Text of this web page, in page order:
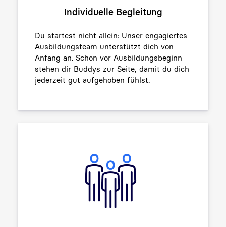
Individuelle Begleitung
Du startest nicht allein: Unser engagiertes
Ausbildungsteam unterstützt dich von
Anfang an. Schon vor Ausbildungsbeginn
stehen dir Buddys zur Seite, damit du dich
jederzeit gut aufgehoben fühlst.